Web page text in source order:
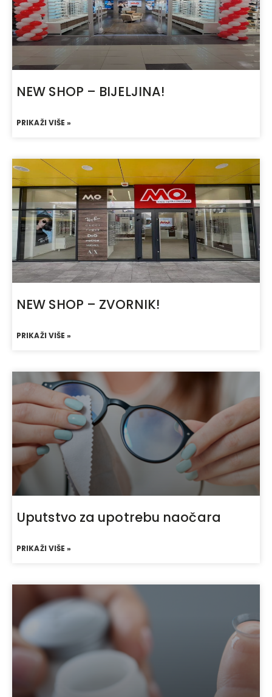
NEW SHOP – BIJELJINA!
PRIKAŽI VIŠE »
NEW SHOP – ZVORNIK!
PRIKAŽI VIŠE »
Uputstvo za upotrebu naočara
PRIKAŽI VIŠE »